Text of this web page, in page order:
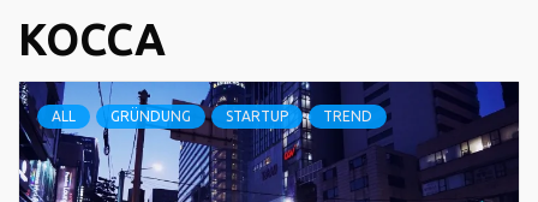
KOCCA
ALL GRÜNDUNG STARTUP TREND